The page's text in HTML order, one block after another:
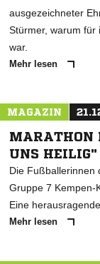
ausgezeichneter
Stürmer, warum für
war.
Mehr lesen
MAGAZIN
MARATHON
UNS HEILIG"
Die Fußballerinnen
Gruppe 7 Kempen-
Eine
Mehr lesen